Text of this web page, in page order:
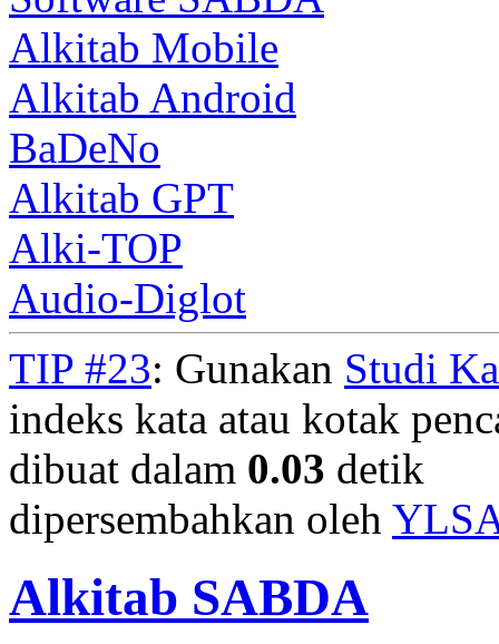
Alkitab Mobile
Alkitab Android
BaDeNo
Alkitab GPT
Alki-TOP
Audio-Diglot
TIP #23: Gunakan Studi
indeks kata atau kotak
dibuat dalam 0.03 detik
dipersembahkan oleh
Alkitab SABDA